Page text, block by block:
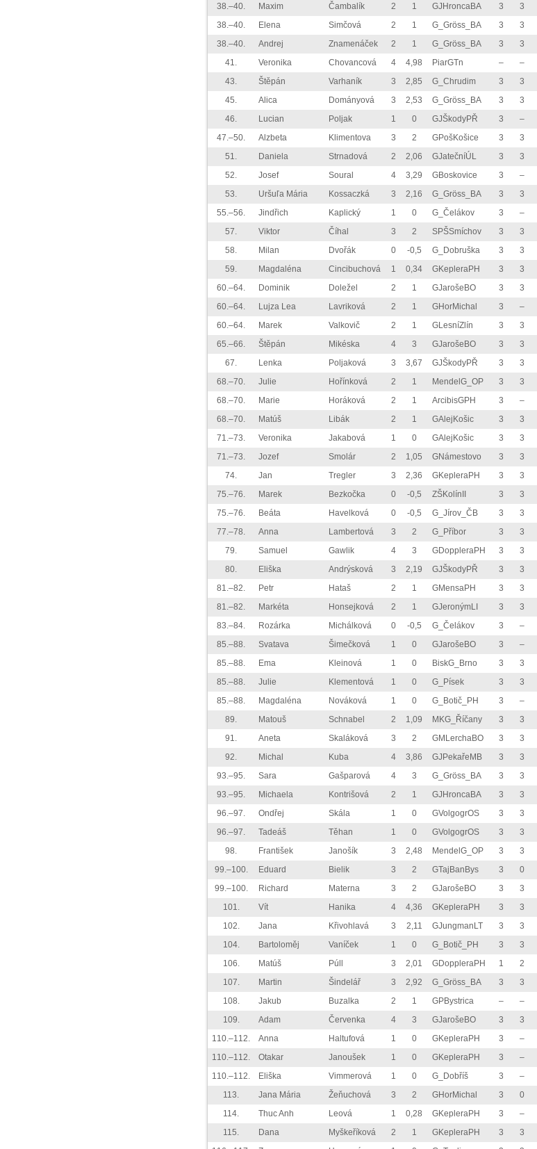
38.–40.
Maxim Čambalík 2 1 GJHroncaBA 3 3
38.–40.
Elena Simčová 2 1 G_Gröss_BA 3 3
38.–40.
Andrej Znamenáček 2 1 G_Gröss_BA 3 3
41.
Veronika Chovancová 4 4,98 PiarGTn – –
43.
Štěpán Varhaník 3 2,85 G_Chrudim 3 3
45.
Alica Dományová 3 2,53 G_Gröss_BA 3 3
46.
Lucian Poljak 1 0 GJŠkodyPŘ 3 –
47.–50.
Alzbeta Klimentova 3 2 GPošKošice 3 3
51.
Daniela Strnadová 2 2,06 GJatečníÚL 3 3
52.
Josef Soural 4 3,29 GBoskovice 3 –
53.
Uršuľa Mária Kossaczká 3 2,16 G_Gröss_BA 3 3
55.–56.
Jindřich Kaplický 1 0 G_Čelákov 3 –
57.
Viktor Číhal 3 2 SPŠSmíchov 3 3
58.
Milan Dvořák 0 -0,5 G_Dobruška 3 3
59.
Magdaléna Cincibuchová 1 0,34 GKepleraPH 3 3
60.–64.
Dominik Doležel 2 1 GJarošeBO 3 3
60.–64.
Lujza Lea Lavriková 2 1 GHorMichal 3 –
60.–64.
Marek Valkovič 2 1 GLesníZlín 3 3
65.–66.
Štěpán Mikéska 4 3 GJarošeBO 3 3
67.
Lenka Poljaková 3 3,67 GJŠkodyPŘ 3 3
68.–70.
Julie Hořínková 2 1 MendelG_OP 3 3
68.–70.
Marie Horáková 2 1 ArcibisGPH 3 –
68.–70.
Matúš Libák 2 1 GAlejKošic 3 3
71.–73.
Veronika Jakabová 1 0 GAlejKošic 3 3
71.–73.
Jozef Smolár 2 1,05 GNámestovo 3 3
74.
Jan Tregler 3 2,36 GKepleraPH 3 3
75.–76.
Marek Bezkočka 0 -0,5 ZŠKolínII 3 3
75.–76.
Beáta Havelková 0 -0,5 G_Jírov_ČB 3 3
77.–78.
Anna Lambertová 3 2 G_Příbor 3 3
79.
Samuel Gawlik 4 3 GDoppleraPH 3 3
80.
Eliška Andrýsková 3 2,19 GJŠkodyPŘ 3 3
81.–82.
Petr Hataš 2 1 GMensaPH 3 3
81.–82.
Markéta Honsejková 2 1 GJeronýmLI 3 3
83.–84.
Rozárka Michálková 0 -0,5 G_Čelákov 3 –
85.–88.
Svatava Šimečková 1 0 GJarošeBO 3 –
85.–88.
Ema Kleinová 1 0 BiskG_Brno 3 3
85.–88.
Julie Klementová 1 0 G_Písek 3 3
85.–88.
Magdaléna Nováková 1 0 G_Botič_PH 3 –
89.
Matouš Schnabel 2 1,09 MKG_Říčany 3 3
91.
Aneta Skaláková 3 2 GMLerchaBO 3 3
92.
Michal Kuba 4 3,86 GJPekařeMB 3 3
93.–95.
Sara Gašparová 4 3 G_Gröss_BA 3 3
93.–95.
Michaela Kontrišová 2 1 GJHroncaBA 3 3
96.–97.
Ondřej Skála 1 0 GVolgogrOS 3 3
96.–97.
Tadeáš Těhan 1 0 GVolgogrOS 3 3
98.
František Janošík 3 2,48 MendelG_OP 3 3
99.–100.
Eduard Bielik 3 2 GTajBanBys 3 0
99.–100.
Richard Materna 3 2 GJarošeBO 3 3
101.
Vít Hanika 4 4,36 GKepleraPH 3 3
102.
Jana Křivohlavá 3 2,11 GJungmanLT 3 3
104.
Bartoloměj Vaníček 1 0 G_Botič_PH 3 3
106.
Matúš Púll 3 2,01 GDoppleraPH 1 2
107.
Martin Šindelář 3 2,92 G_Gröss_BA 3 3
108.
Jakub Buzalka 2 1 GPBystrica – –
109.
Adam Červenka 4 3 GJarošeBO 3 3
110.–112.
Anna Haltufová 1 0 GKepleraPH 3 –
110.–112.
Otakar Janoušek 1 0 GKepleraPH 3 –
110.–112.
Eliška Vimmerová 1 0 G_Dobříš 3 –
113.
Jana Mária Žeňuchová 3 2 GHorMichal 3 0
114.
Thuc Anh Leová 1 0,28 GKepleraPH 3 –
115.
Dana Myškeříková 2 1 GKepleraPH 3 3